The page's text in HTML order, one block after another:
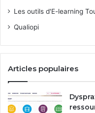
Les outils d'E-learning
Qualiopi
Articles populaires